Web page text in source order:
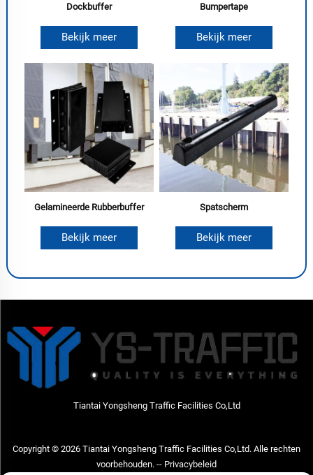
Dockbuffer
Bekijk meer
Bumpertape
Bekijk meer
Gelamineerde Rubberbuffer
Bekijk meer
Spatscherm
Bekijk meer
Tiantai Yongsheng Traffic Facilities Co,Ltd
Copyright © 2026 Tiantai Yongsheng Traffic Facilities Co,Ltd. Alle rechten
voorbehouden. -- Privacybeleid